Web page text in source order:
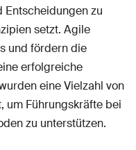
Entscheidungen zu
setzt. Agile
und fördern die
erfolgreiche
eine Vielzahl von
um Führungskräfte bei
zu unterstützen.